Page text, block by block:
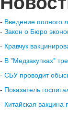
- Введение полного
- Закон о Бюро
- Кравчук
- В "Медзакупках"
- СБУ проводит
- Показатель
- Китайская